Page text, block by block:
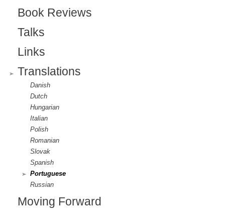
Book Reviews
Talks
Links
Translations
Danish
Dutch
Hungarian
Italian
Polish
Romanian
Slovak
Spanish
Portuguese
Russian
Moving Forward